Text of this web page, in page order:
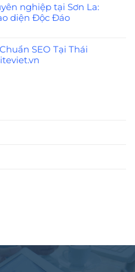
nghiệp tại Sơn La:
diện Độc Đáo
SEO Tại Thái